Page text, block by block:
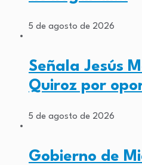
5 de agosto de 2026
Señala Jesús
Quiroz por
5 de agosto de 2026
Gobierno de